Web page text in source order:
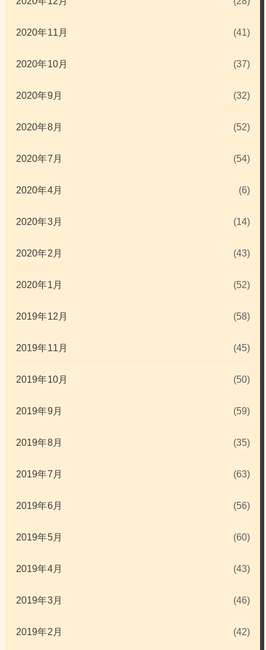
2020年11月 (41)
2020年10月 (37)
2020年9月 (32)
2020年8月 (52)
2020年7月 (54)
2020年4月 (6)
2020年3月 (14)
2020年2月 (43)
2020年1月 (52)
2019年12月 (58)
2019年11月 (45)
2019年10月 (50)
2019年9月 (59)
2019年8月 (35)
2019年7月 (63)
2019年6月 (56)
2019年5月 (60)
2019年4月 (43)
2019年3月 (46)
2019年2月 (42)